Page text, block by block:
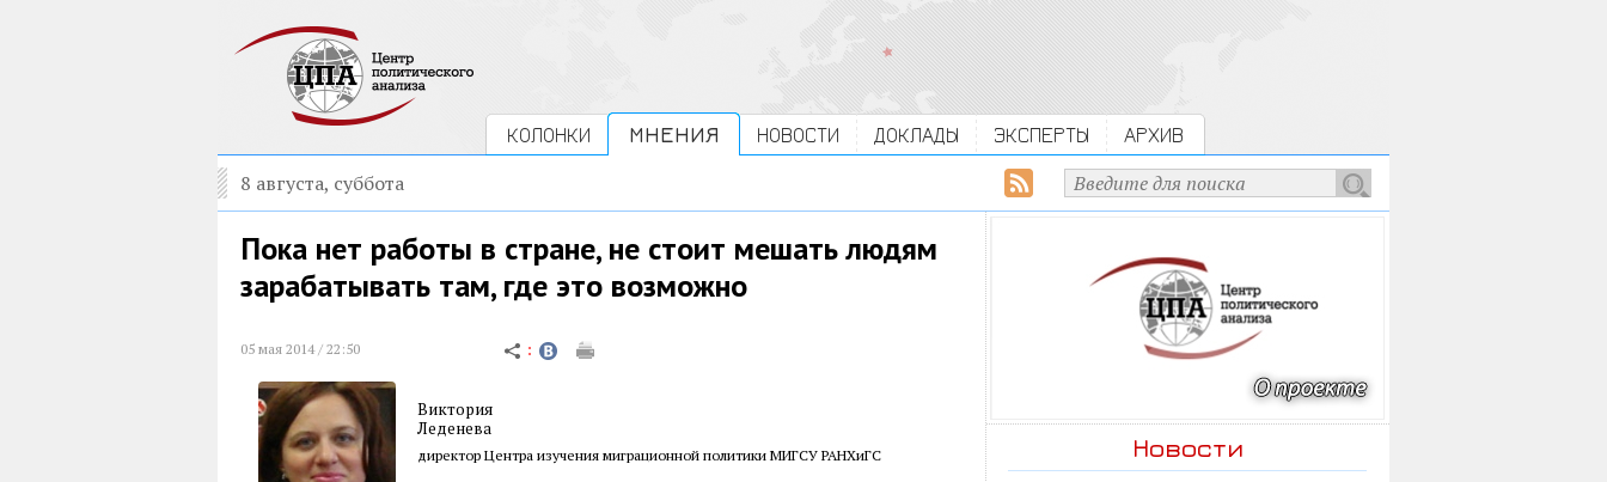
КОЛОНКИ МНЕНИЯ НОВОСТИ ДОКЛАДЫ ЭКСПЕРТЫ АРХИВ
8 августа, суббота
Пока нет работы в стране, не стоит мешать людям
зарабатывать там, где это возможно
05 мая 2014 / 22:50
Виктория
Леденева
директор Центра изучения миграционной политики МИГСУ РАНХиГС Новости